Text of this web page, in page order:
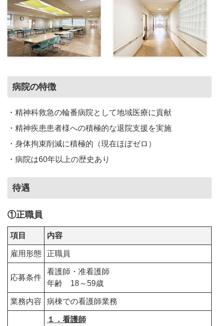
病院の特徴
・精神科救急の輪番病院として地域医療に貢献
・精神疾患患者様への積極的な退院支援を実施
・身体拘束削減に積極的（現在ほぼゼロ）
・病院は60年以上の歴史あり
待遇
①正職員
項目 内容
雇用形態 正職員
応募条件
看護師・准看護師
年齢 18～59歳
業務内容 病棟での看護師業務
１．看護師